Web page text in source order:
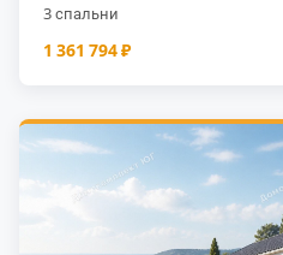
3 спальни
1 361 794 ₽